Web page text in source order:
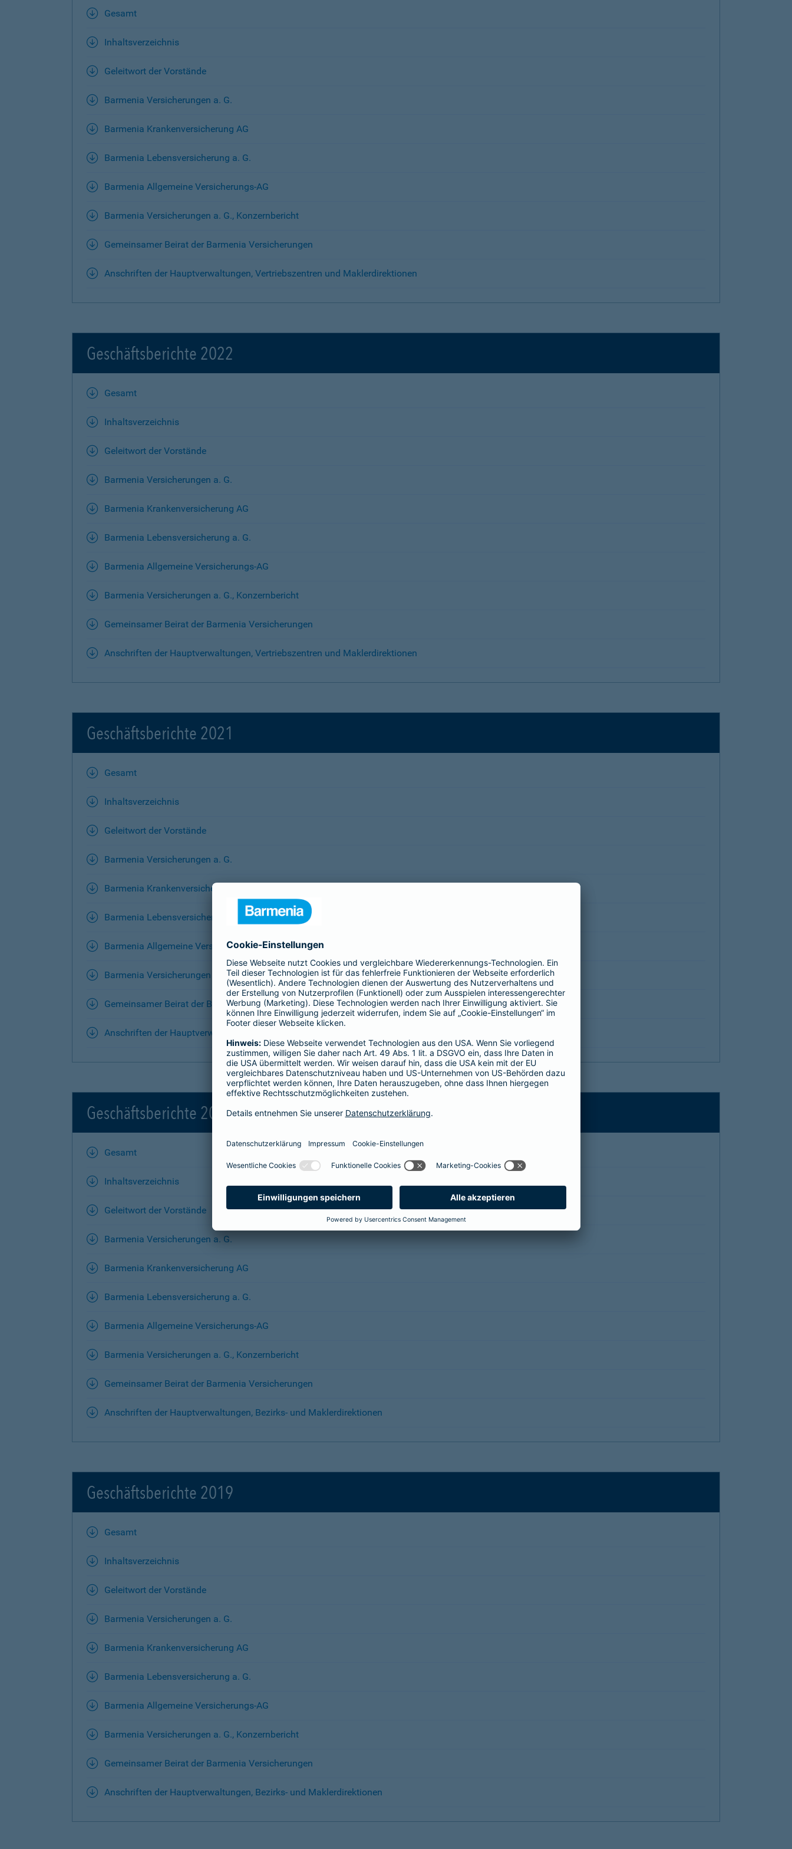
Gesamt
Inhaltsverzeichnis
Geleitwort der Vorstände
Barmenia Versicherungen a. G.
Barmenia Krankenversicherung AG
Barmenia Lebensversicherung a. G.
Barmenia Allgemeine Versicherungs-AG
Barmenia Versicherungen a. G., Konzernbericht
Gemeinsamer Beirat der Barmenia Versicherungen
Anschriften der Hauptverwaltungen, Vertriebszentren und Maklerdirektionen
Geschäftsberichte 2022
Gesamt
Inhaltsverzeichnis
Geleitwort der Vorstände
Barmenia Versicherungen a. G.
Barmenia Krankenversicherung AG
Barmenia Lebensversicherung a. G.
Barmenia Allgemeine Versicherungs-AG
Barmenia Versicherungen a. G., Konzernbericht
Gemeinsamer Beirat der Barmenia Versicherungen
Anschriften der Hauptverwaltungen, Vertriebszentren und Maklerdirektionen
Geschäftsberichte 2021
Gesamt
Inhaltsverzeichnis
Geleitwort der Vorstände
Barmenia Versicherungen a. G.
Barmenia Krankenversicherung AG
Barmenia Lebensversicherung a. G.
Barmenia Allgemeine Versicherungs-AG
Barmenia Versicherungen a. G., Konzernbericht
Gemeinsamer Beirat der Barmenia Versicherungen
Anschriften der Hauptverwaltungen, Vertriebszentren und Maklerdirektionen
Geschäftsberichte 2020
Gesamt
Inhaltsverzeichnis
Geleitwort der Vorstände
Barmenia Versicherungen a. G.
Barmenia Krankenversicherung AG
Barmenia Lebensversicherung a. G.
Barmenia Allgemeine Versicherungs-AG
Barmenia Versicherungen a. G., Konzernbericht
Gemeinsamer Beirat der Barmenia Versicherungen
Anschriften der Hauptverwaltungen, Bezirks- und Maklerdirektionen
Geschäftsberichte 2019
Gesamt
Inhaltsverzeichnis
Geleitwort der Vorstände
Barmenia Versicherungen a. G.
Barmenia Krankenversicherung AG
Barmenia Lebensversicherung a. G.
Barmenia Allgemeine Versicherungs-AG
Barmenia Versicherungen a. G., Konzernbericht
Gemeinsamer Beirat der Barmenia Versicherungen
Anschriften der Hauptverwaltungen, Bezirks- und Maklerdirektionen